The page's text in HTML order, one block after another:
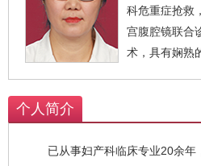
科危重症抢救
宫腹腔镜联合
术，具有娴熟
个人简介
已从事妇产科临床专业20余